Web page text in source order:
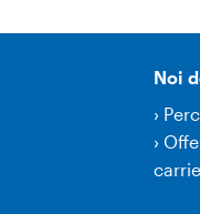
Noi
›
›